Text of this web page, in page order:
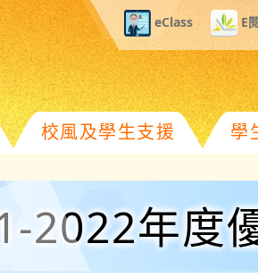
eClass E
校風及學生支援 學
2022年度